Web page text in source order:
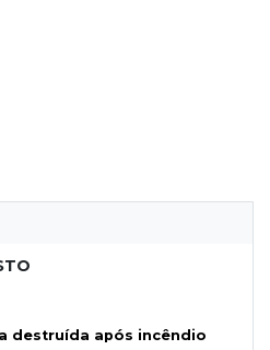
destruída após incêndio